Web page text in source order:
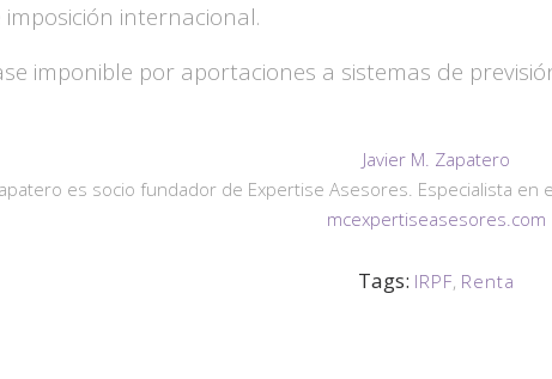
internacional.
imponible por aportaciones a sistemas de
Javier M. Zapatero
es socio fundador de Expertise Asesores. Especialista
mcexpertiseasesores.com
Tags: IRPF, Renta